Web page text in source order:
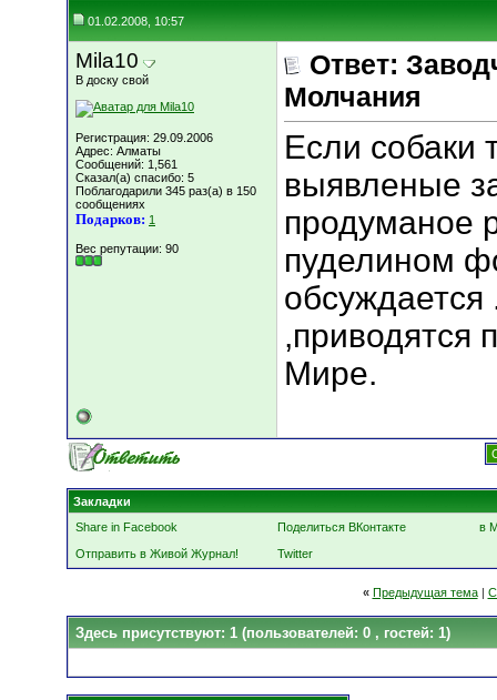
01.02.2008, 10:57
Mila10
В доску свой
Регистрация: 29.09.2006
Адрес: Алматы
Сообщений: 1,561
Сказал(а) спасибо: 5
Поблагодарили 345 раз(а) в 150
сообщениях
Подарков: 1
Вес репутации: 90
Ответ:
Молчания
Если собаки
выявленые
продуманое
пуделином
обсуждается
,приводятся
Мире.
Закладки
Share in Facebook
Поделиться ВКонтакте
в
Отправить в Живой Журнал!
Twitter
« Предыдущая тема|
Здесь присутствуют: 1 (пользователей: 0 , гостей: 1)